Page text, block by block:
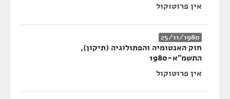
אין פרוטוקול
25/11/1980
חוק האנטומיה והפתולוגיה (תיקון),
התשמ"א-1980
אין פרוטוקול